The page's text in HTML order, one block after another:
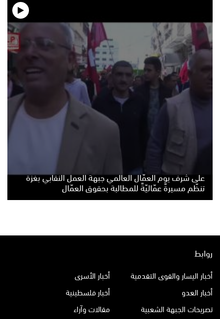
على شرف يوم العمّال العالمي جبهة العمل النقابي بغزة
تنظّم مسيرةً عمّاليّةً للمطالبة بحقوق العمّال
روابط
أخبار اليسار والقوى التقدمية
أخبار الأسرى
أخبار العدو
أخبار فلسطينية
تصريحات الجبهة الشعبية
مقالات وآراء